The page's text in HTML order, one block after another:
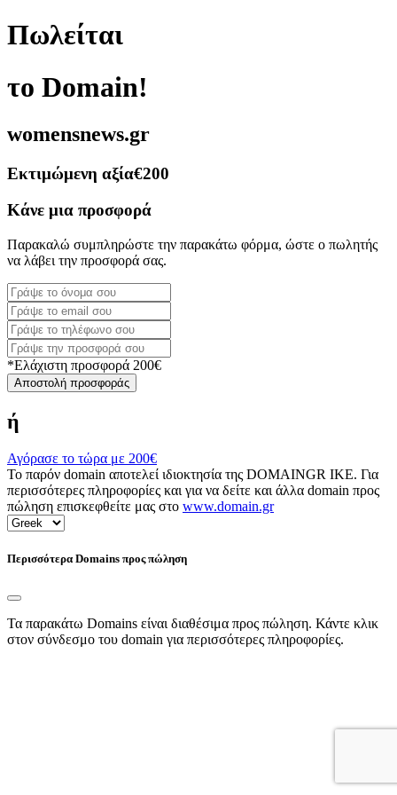
Πωλείται
το Domain!
womensnews.gr
Εκτιμώμενη αξία€200
Κάνε μια προσφορά
Παρακαλώ συμπληρώστε την παρακάτω φόρμα, ώστε ο πωλητής
να λάβει την προσφορά σας.
*Ελάχιστη προσφορά 200€
Αποστολή προσφοράς
ή
Αγόρασε το τώρα με 200€
Το παρόν domain αποτελεί ιδιοκτησία της DOMAINGR ΙΚΕ. Για
περισσότερες πληροφορίες και για να δείτε και άλλα domain προς
πώληση επισκεφθείτε μας στο www.domain.gr
Περισσότερα Domains προς πώληση
Τα παρακάτω Domains είναι διαθέσιμα προς πώληση. Κάντε κλικ
στον σύνδεσμο του domain για περισσότερες πληροφορίες.